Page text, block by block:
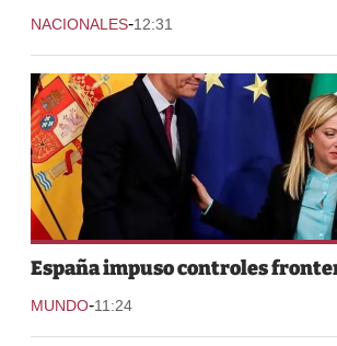
NACIONALES-12:31
España impuso controles
MUNDO-11:24